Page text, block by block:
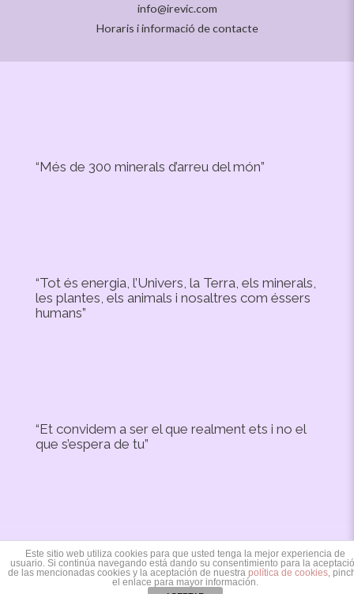
info@irevic.com
Horaris i informació de contacte
“Més de 300 minerals d’arreu del món”
“Tot és energia, l’Univers, la Terra, els minerals,
les plantes, els animals i nosaltres com éssers
humans”
“Et convidem a ser el que realment ets i no el
que s’espera de tu”
Copyright © 2020 Irevic Designed by: Mercaxip
Este sitio web utiliza cookies para que usted tenga la mejor experiencia de
usuario. Si continúa navegando está dando su consentimiento para la
de las mencionadas cookies y la aceptación de nuestra política de cookies,
el enlace para mayor información.